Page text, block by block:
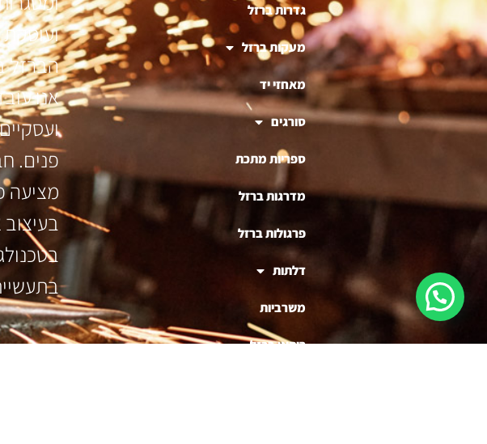
גדרות ברזל
מעקות ברזל
מאחזי יד
סורגים
ספריות מתכת
מדרגות ברזל
פרגולות ברזל
דלתות
משרביות
ריהוט ברזל
ועוסקת
הברזל
אנו
פנים.
מציעה
בעיצוב